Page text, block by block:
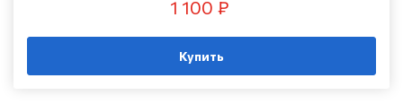
1 100 ₽
Купить